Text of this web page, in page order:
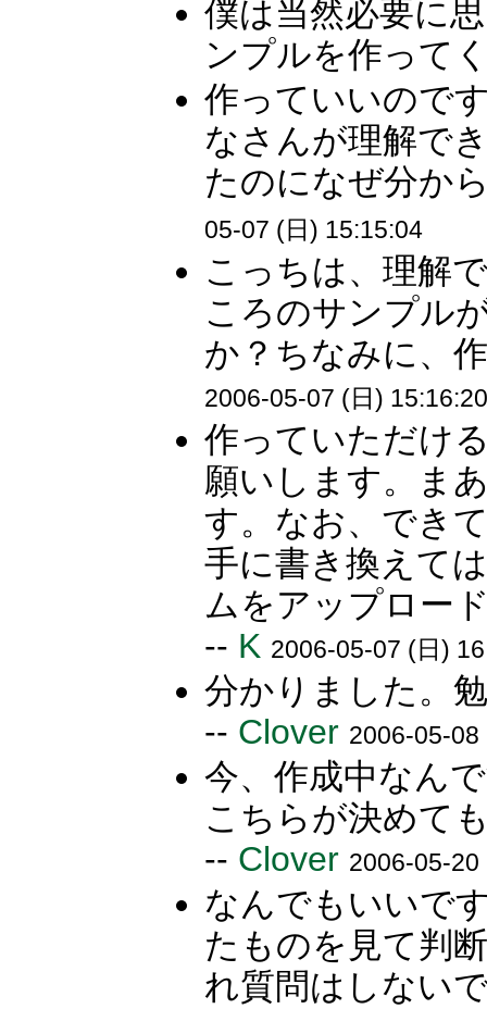
僕は当然必要に
ンプルを作って
作っていいので
なさんが理解で
たのになぜ分か
05-07 (日) 15:15:04
こっちは、理解
ころのサンプル
か？ちなみに、
2006-05-07 (日) 15:16:20
作っていただけ
願いします。ま
す。なお、でき
手に書き換えて
ムをアップロー
-- K 2006-05-07 (日)
分かりました。
-- Clover 2006-05-08
今、作成中なん
こちらが決めて
-- Clover 2006-05-20
なんでもいいで
たものを見て判
れ質問はしない